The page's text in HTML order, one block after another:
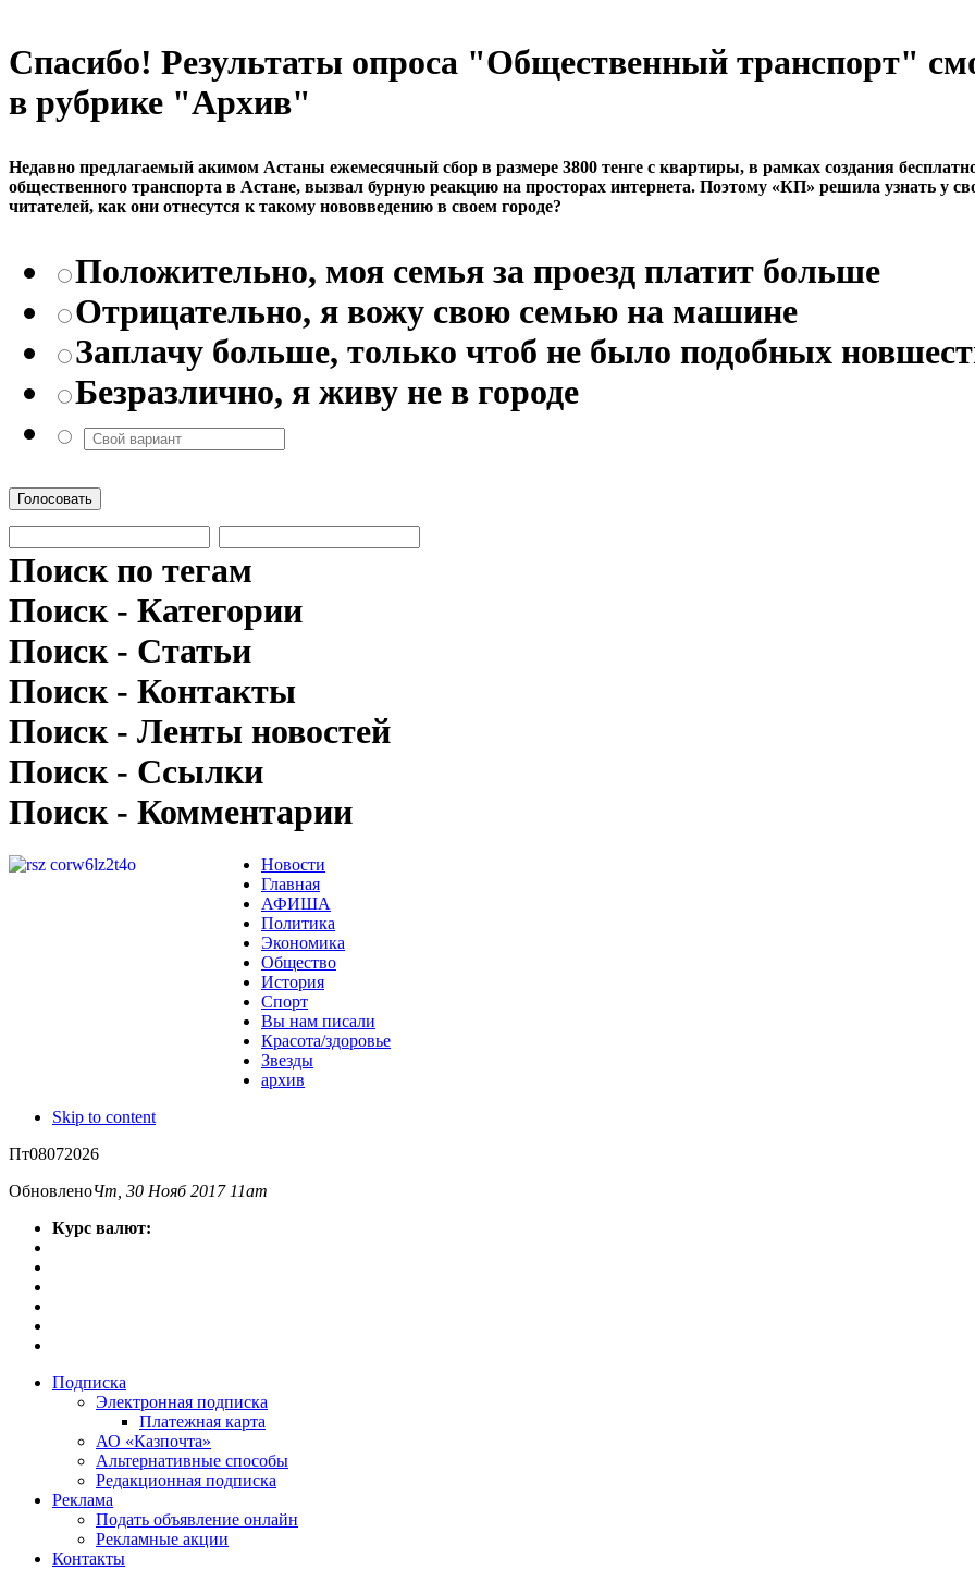
Спасибо! Результаты опроса "Общественный транспорт"
в рубрике "Архив"
Недавно предлагаемый акимом Астаны ежемесячный сбор в размере 3800 тенге с квартиры, в рамках создания
общественного транспорта в Астане, вызвал бурную реакцию на просторах интернета. Поэтому «КП» решила узнать у
читателей, как они отнесутся к такому нововведению в своем городе?
Положительно, моя семья за проезд платит больше
Отрицательно, я вожу свою семью на машине
Заплачу больше, только чтоб не было подобных
Безразлично, я живу не в городе
Голосовать
Поиск по тегам
Поиск - Категории
Поиск - Статьи
Поиск - Контакты
Поиск - Ленты новостей
Поиск - Ссылки
Поиск - Комментарии
Новости
Главная
АФИША
Политика
Экономика
Общество
История
Спорт
Вы нам писали
Красота/здоровье
Звезды
архив
Skip to content
Пт08072026
ОбновленоЧт, 30 Нояб 2017 11am
Курс валют:
Подписка
Электронная подписка
Платежная карта
АО «Казпочта»
Альтернативные способы
Редакционная подписка
Реклама
Подать объявление онлайн
Рекламные акции
Контакты